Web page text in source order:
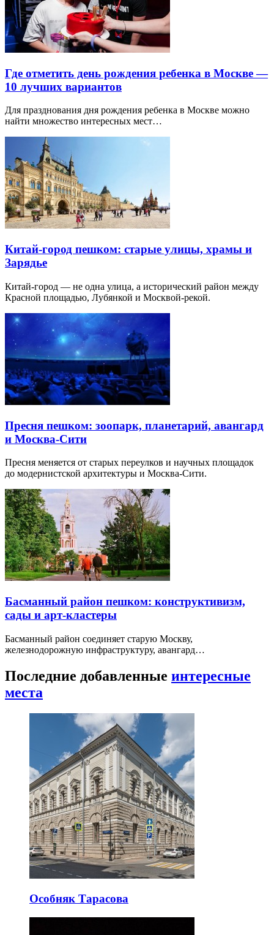
Где отметить день рождения ребенка в Москве —
10 лучших вариантов
Для празднования дня рождения ребенка в Москве можно
найти множество интересных мест…
Китай-город пешком: старые улицы, храмы и
Зарядье
Китай-город — не одна улица, а исторический район между
Красной площадью, Лубянкой и Москвой-рекой.
Пресня пешком: зоопарк, планетарий, авангард
и Москва-Сити
Пресня меняется от старых переулков и научных площадок
до модернистской архитектуры и Москва-Сити.
Басманный район пешком: конструктивизм,
сады и арт-кластеры
Басманный район соединяет старую Москву,
железнодорожную инфраструктуру, авангард…
Последние добавленные интересные
места
Особняк Тарасова